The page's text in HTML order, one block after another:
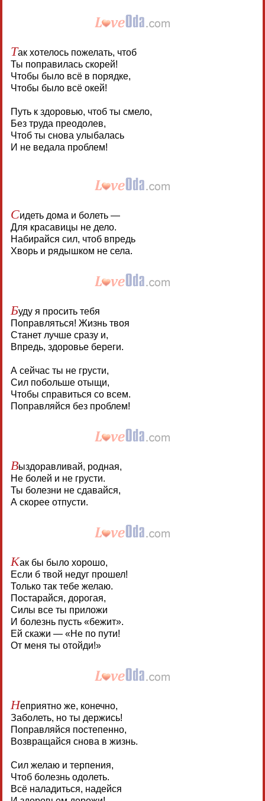
Так хотелось пожелать, чтоб
Ты поправилась скорей!
Чтобы было всё в порядке,
Чтобы было всё окей!
Путь к здоровью, чтоб ты смело,
Без труда преодолев,
Чтоб ты снова улыбалась
И не ведала проблем!
Сидеть дома и болеть —
Для красавицы не дело.
Набирайся сил, чтоб впредь
Хворь и рядышком не села.
Буду я просить тебя
Поправляться! Жизнь твоя
Станет лучше сразу и,
Впредь, здоровье береги.
А сейчас ты не грусти,
Сил побольше отыщи,
Чтобы справиться со всем.
Поправляйся без проблем!
Выздоравливай, родная,
Не болей и не грусти.
Ты болезни не сдавайся,
А скорее отпусти.
Как бы было хорошо,
Если б твой недуг прошел!
Только так тебе желаю.
Постарайся, дорогая,
Силы все ты приложи
И болезнь пусть «бежит».
Ей скажи — «Не по пути!
От меня ты отойди!»
Неприятно же, конечно,
Заболеть, но ты держись!
Поправляйся постепенно,
Возвращайся снова в жизнь.
Сил желаю и терпения,
Чтоб болезнь одолеть.
Всё наладиться, надейся